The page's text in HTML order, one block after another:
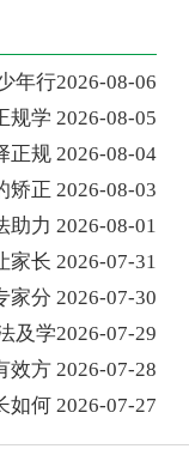
年行2026-08-06
规学 2026-08-05
正规 2026-08-04
矫正 2026-08-03
助力 2026-08-01
家长 2026-07-31
家分 2026-07-30
及学2026-07-29
效方 2026-07-28
如何 2026-07-27